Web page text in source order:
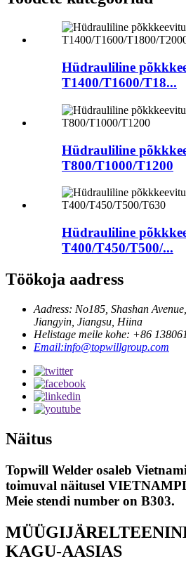
Hüdrauliline
T1400/T1600/T18...
Hüdrauliline
T800/T1000/T1200
Hüdrauliline
T400/T450/T500/...
Töökoja aadress
Aadress: No185, Shashan
Jiangyin, Jiangsu, Hiina
Helistage meile kohe: +86
Email:info@topwillgroup.com
Näitus
Topwill Welder osaleb
toimuval näitusel
Meie stendi number on B303.
KAGU-AASIAS